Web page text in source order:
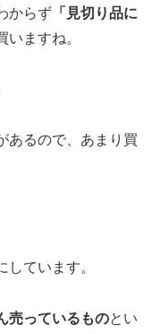
からず 「見切り品に
ますね。
あるので、あまり買
しています。
売っているものとい